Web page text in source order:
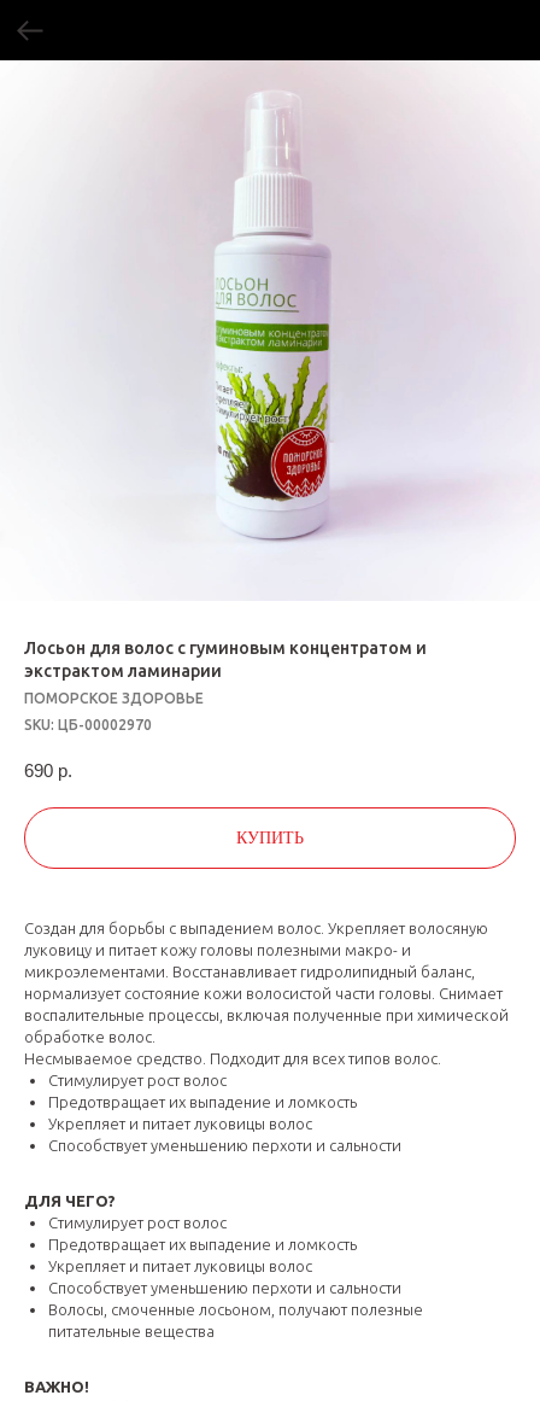
Лосьон для волос с гуминовым концентратом и
экстрактом ламинарии
ПОМОРСКОЕ ЗДОРОВЬЕ
SKU: ЦБ-00002970
690 р.
КУПИТЬ
Создан для борьбы с выпадением волос. Укрепляет волосяную
луковицу и питает кожу головы полезными макро- и
микроэлементами. Восстанавливает гидролипидный баланс,
нормализует состояние кожи волосистой части головы. Снимает
воспалительные процессы, включая полученные при химической
обработке волос.
Несмываемое средство. Подходит для всех типов волос.
Стимулирует рост волос
Предотвращает их выпадение и ломкость
Укрепляет и питает луковицы волос
Способствует уменьшению перхоти и сальности
ДЛЯ ЧЕГО?
Стимулирует рост волос
Предотвращает их выпадение и ломкость
Укрепляет и питает луковицы волос
Способствует уменьшению перхоти и сальности
Волосы, смоченные лосьоном, получают полезные
питательные вещества
ВАЖНО!